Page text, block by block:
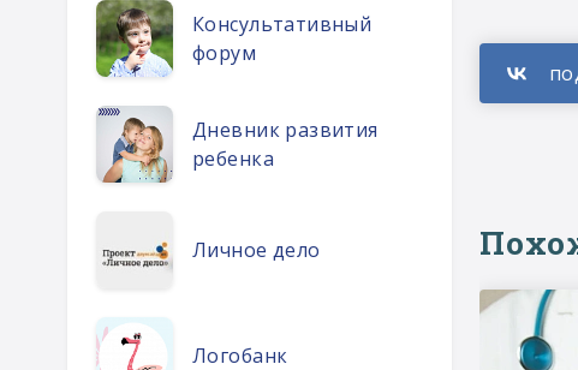
Консультативный
форум
Дневник развития
ребенка
Личное дело
Логобанк